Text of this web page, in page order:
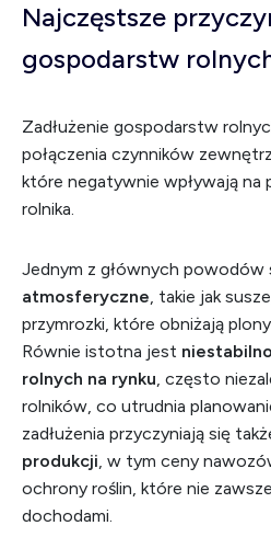
Najczęstsze
gospodarstw
Zadłużenie gospodarstw
połączenia czynników
które negatywnie wpływają na
rolnika.
Jednym z głównych powodów
atmosferyczne, takie jak
przymrozki, które obniżają
Równie istotna jest
rolnych na rynku, często
rolników, co utrudnia
zadłużenia przyczyniają się
produkcji, w tym ceny
ochrony roślin, które nie
dochodami.